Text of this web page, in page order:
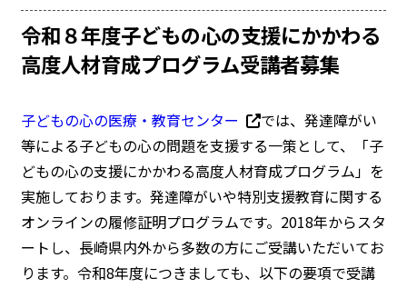
令和８年度子どもの心の支援にかかわる
高度人材育成プログラム受講者募集
子どもの心の医療・教育センター
では、発達障がい
等による子どもの心の問題を支援する一策として、「子
どもの心の支援にかかわる高度人材育成プログラム」を
実施しております。発達障がいや特別支援教育に関する
オンラインの履修証明プログラムです。2018年からスタ
ートし、長崎県内外から多数の方にご受講いただいてお
ります。令和8年度につきましても、以下の要項で受講